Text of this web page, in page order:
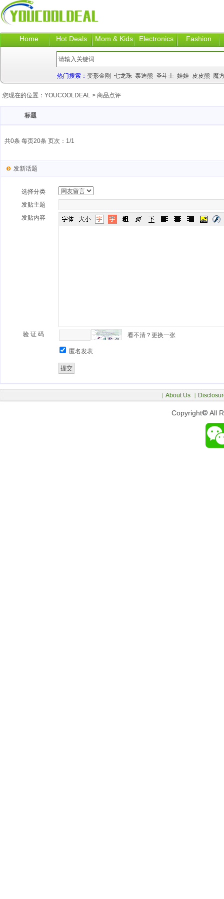
Home Hot Deals Mom & Kids Electronics Fashion
热门搜索： 变形金刚 七龙珠 泰迪熊 圣斗士 娃娃 皮皮熊 魔
您现在的位置： YOUCOOLDEAL > 商品点评
标题
共0条 每页20条 页次：1/1
发新话题
选择分类
发贴主题
发贴内容
验 证 码 看不清？更换一张
匿名发表
Copyright© All
| About Us |